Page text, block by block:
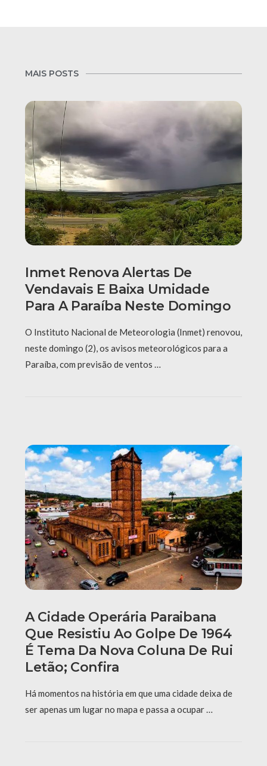
MAIS POSTS
Inmet Renova Alertas De
Vendavais E Baixa Umidade
Para A Paraíba Neste Domingo
O Instituto Nacional de Meteorologia (Inmet) renovou,
neste domingo (2), os avisos meteorológicos para a
Paraíba, com previsão de ventos …
A Cidade Operária Paraibana
Que Resistiu Ao Golpe De 1964
É Tema Da Nova Coluna De Rui
Letão; Confira
Há momentos na história em que uma cidade deixa de
ser apenas um lugar no mapa e passa a ocupar …